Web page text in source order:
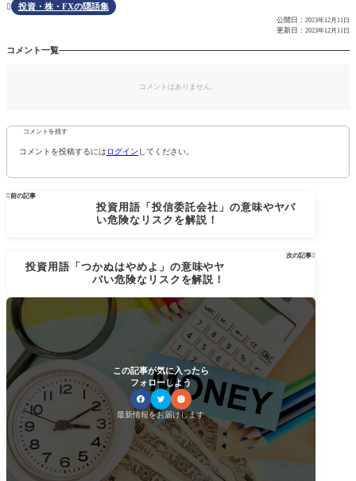
 投資・株・FXの隠語集
公開日： 2023年12月11日
更新日： 2023年12月11日
コメント一覧
コメントはありません。
コメントを残す
コメントを投稿するにはログイン してください。
前の記事
投資用語「投信委託会社」の意味やヤバ
い危険なリスクを解説！
次の記事
投資用語「つかぬはやめよ」の意味やヤ
バい危険なリスクを解説！
この記事が気に入ったら
フォローしよう
最新情報をお届けします